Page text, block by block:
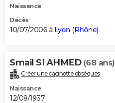
Naissance
Décès
10/07/2006 à Lyon (Rhône)
Smail SI AHMED (68 ans)
Créer une cagnotte obsèques
Naissance
12/08/1937